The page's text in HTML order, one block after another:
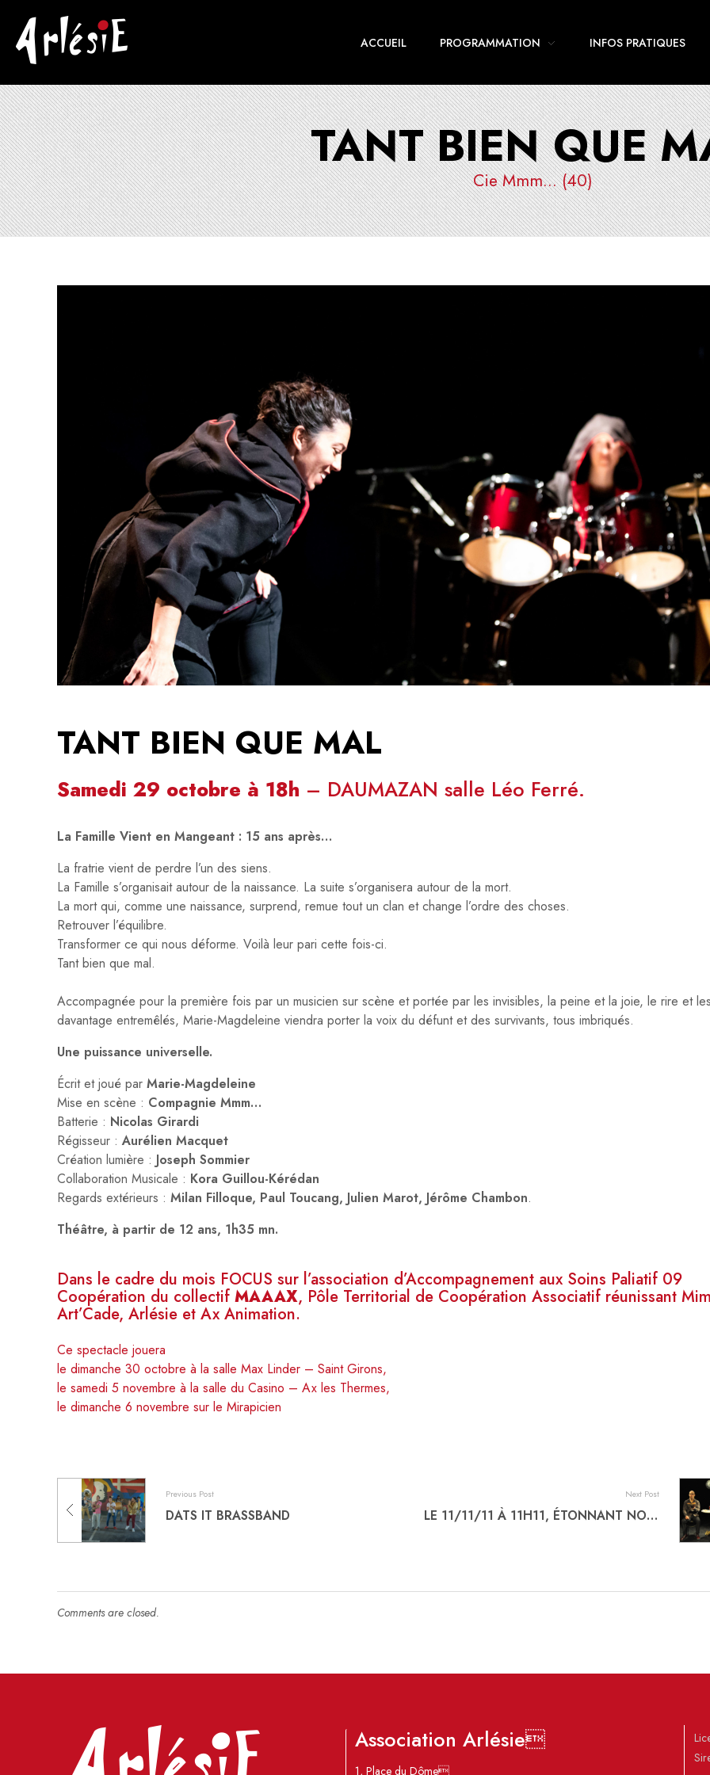
ACCUEIL PROGRAMMATION INFOS PRATIQUES
TANT BIEN QUE
Cie Mmm… (40)
TANT BIEN QUE MAL
Samedi 29 octobre à 18h – DAUMAZAN salle Léo Ferré.
La Famille Vient en Mangeant : 15 ans après…
La fratrie vient de perdre l’un des siens.
La Famille s’organisait autour de la naissance. La suite s’organisera autour de la mort.
La mort qui, comme une naissance, surprend, remue tout un clan et change l’ordre des choses.
Retrouver l’équilibre.
Transformer ce qui nous déforme. Voilà leur pari cette fois-ci.
Tant bien que mal.
Accompagnée pour la première fois par un musicien sur scène et portée par les invisibles, la peine et la joie, le rire et
davantage entremêlés, Marie-Magdeleine viendra porter la voix du défunt et des survivants, tous imbriqués.
Une puissance universelle.
Écrit et joué par Marie-Magdeleine
Mise en scène : Compagnie Mmm…
Batterie : Nicolas Girardi
Régisseur : Aurélien Macquet
Création lumière : Joseph Sommier
Collaboration Musicale : Kora Guillou-Kérédan
Regards extérieurs : Milan Filloque, Paul Toucang, Julien Marot, Jérôme Chambon.
Théâtre, à partir de 12 ans, 1h35 mn.
Dans le cadre du mois FOCUS sur l’association d’Accompagnement aux Soins Paliatif 09
Coopération du collectif MAAAX, Pôle Territorial de Coopération Associatif réunissant
Art’Cade, Arlésie et Ax Animation.
Ce spectacle jouera
le dimanche 30 octobre à la salle Max Linder – Saint Girons,
le samedi 5 novembre à la salle du Casino – Ax les Thermes,
le dimanche 6 novembre sur le Mirapicien
Previous Post
DATS IT BRASSBAND
Next Post
LE 11/11/11 À 11H11, ÉTONNANT NON ?
Comments are closed.
Association Arlésie
1, Place du Dôme